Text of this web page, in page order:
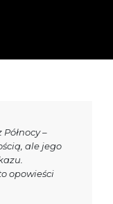
–
ale jego
opowieści